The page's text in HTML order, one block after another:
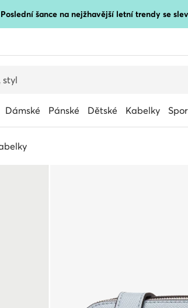
Poslední šance na nejžhavější letní trendy se
Dámské Pánské Dětské Kabelky